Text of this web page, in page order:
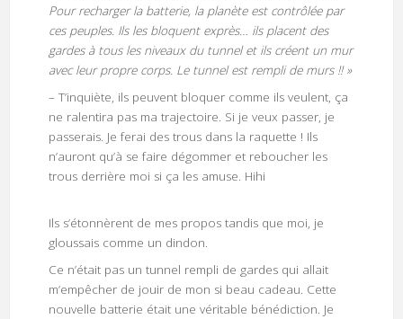
Pour recharger la batterie, la planète est contrôlée par
ces peuples. Ils les bloquent exprès… ils placent des
gardes à tous les niveaux du tunnel et ils créent un mur
avec leur propre corps. Le tunnel est rempli de murs !! »
– T’inquiète, ils peuvent bloquer comme ils veulent, ça
ne ralentira pas ma trajectoire. Si je veux passer, je
passerais. Je ferai des trous dans la raquette ! Ils
n’auront qu’à se faire dégommer et reboucher les
trous derrière moi si ça les amuse. Hihi
Ils s’étonnèrent de mes propos tandis que moi, je
gloussais comme un dindon.
Ce n’était pas un tunnel rempli de gardes qui allait
m’empêcher de jouir de mon si beau cadeau. Cette
nouvelle batterie était une véritable bénédiction. Je